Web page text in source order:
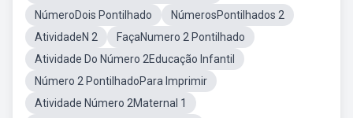
NúmeroDois Pontilhado
NúmerosPontilhados 2
AtividadeN 2
FaçaNumero 2 Pontilhado
Atividade Do Número 2Educação Infantil
Número 2 PontilhadoPara Imprimir
Atividade Número 2Maternal 1